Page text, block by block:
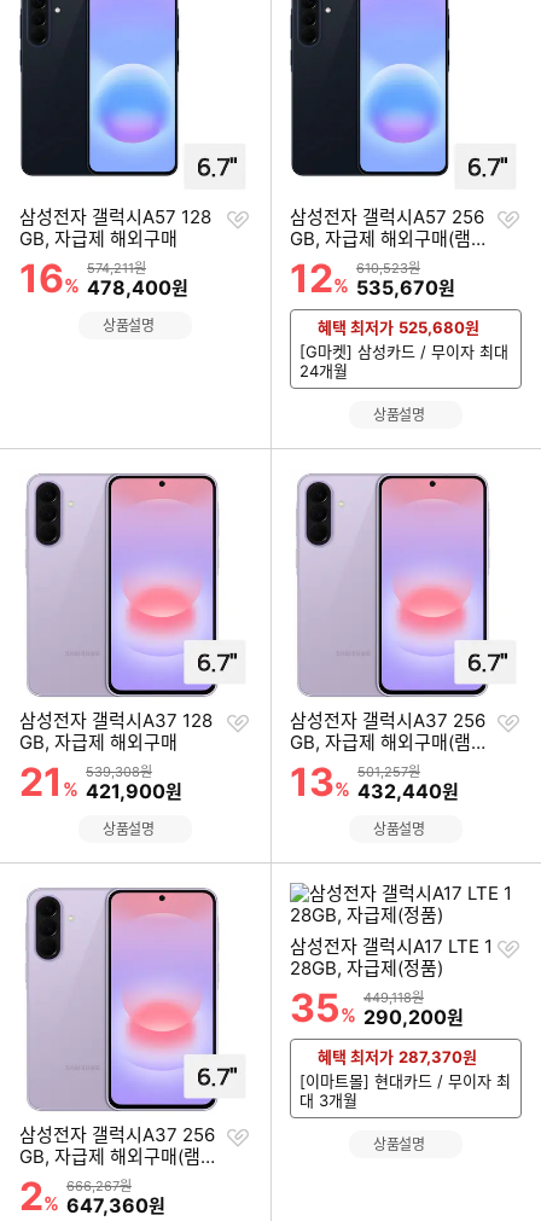
삼성전자 갤럭시A57 128
GB, 자급제 해외구매
할인률
16%
상품금액
574,211원
할인금액
478,400원
찜
상품설명
삼성전자 갤럭시A57 256
GB, 자급제 해외구매(램8
GB)
할인률
12%
상품금액
610,523원
할인금액
535,670원
찜
혜택 최저가 525,680원
[G마켓] 삼성카드 / 무이자 최대
24개월
상품설명
삼성전자 갤럭시A37 128
GB, 자급제 해외구매
할인률
21 %
상품금액
539,308원
할인금액
421,900원
찜
상품설명
삼성전자 갤럭시A37 256
GB, 자급제 해외구매(램8
GB)
할인률
13%
상품금액
501,257원
할인금액
432,440원
찜
상품설명
삼성전자 갤럭시A37 256
GB, 자급제 해외구매(램12
GB)
할인률
2%
상품금액
666,267원
할인금액
647,360원
찜
삼성전자 갤럭시A17 LTE 1
28GB, 자급제(정품)
할인률
35%
상품금액
449,118원
할인금액
290,200원
찜
혜택 최저가 287,370원
[이마트몰] 현대카드 / 무이자 최
대 3개월
상품설명